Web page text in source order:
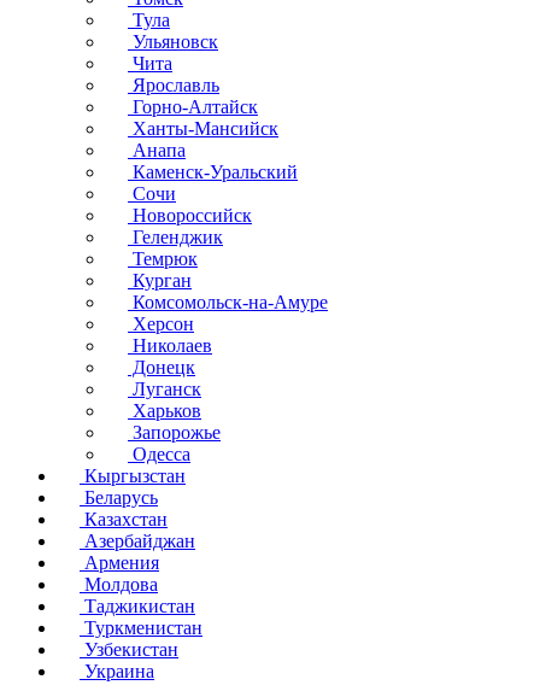
Тула
Ульяновск
Чита
Ярославль
Горно-Алтайск
Ханты-Мансийск
Анапа
Каменск-Уральский
Сочи
Новороссийск
Геленджик
Темрюк
Курган
Комсомольск-на-Амуре
Херсон
Николаев
Донецк
Луганск
Харьков
Запорожье
Одесса
Кыргызстан
Беларусь
Казахстан
Азербайджан
Армения
Молдова
Таджикистан
Туркменистан
Узбекистан
Украина